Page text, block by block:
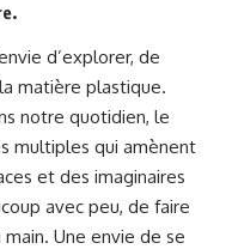
d’explorer, de
matière plastique.
notre quotidien, le
multiples qui amènent
et des imaginaires
avec peu, de faire
main. Une envie de se